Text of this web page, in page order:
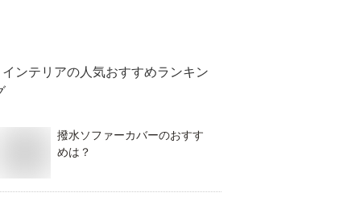
インテリアの人気おすすめランキン
撥水ソファーカバーのおすす
めは？